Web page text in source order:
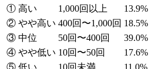
① 高い
1,000回以上
13.9%
② やや高い 400回〜1,000回 18.5%
③ 中位
50回〜400回
39.0%
④ やや低い 10回〜50回
17.6%
⑤ 低い
10回未満
11.0%